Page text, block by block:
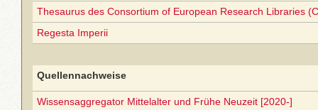
Thesaurus des Consortium of European Research Libraries
Regesta Imperii
Quellennachweise
Wissensaggregator Mittelalter und Frühe Neuzeit [2020-]